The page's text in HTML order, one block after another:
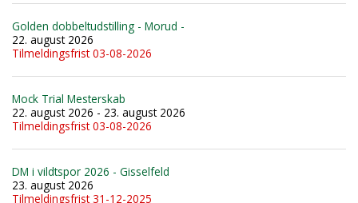
Golden dobbeltudstilling - Morud -
22. august 2026
Tilmeldingsfrist 03-08-2026
Mock Trial Mesterskab
22. august 2026 - 23. august 2026
Tilmeldingsfrist 03-08-2026
DM i vildtspor 2026 - Gisselfeld
23. august 2026
Tilmeldingsfrist 31-12-2025